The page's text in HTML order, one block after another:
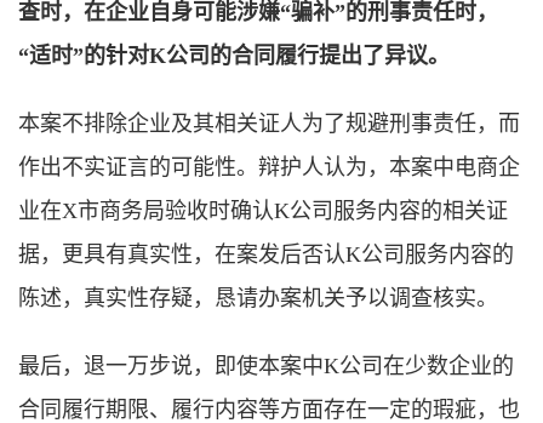
查时，在企业自身可能涉嫌“骗补”的刑事责任时，
“适时”的针对K公司的合同履行提出了异议。
本案不排除企业及其相关证人为了规避刑事责任，而
作出不实证言的可能性。辩护人认为，本案中电商企
业在X市商务局验收时确认K公司服务内容的相关证
据，更具有真实性，在案发后否认K公司服务内容的
陈述，真实性存疑，恳请办案机关予以调查核实。
最后，退一万步说，即使本案中K公司在少数企业的
合同履行期限、履行内容等方面存在一定的瑕疵，也